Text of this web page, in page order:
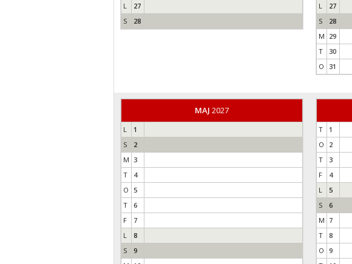
L
27
S
28
L
27
S
28
M 29
T
30
O 31
MAJ 2027
L
1
S
2
M 3
T
4
O
5
T
6
F
7
L
8
S
9
T
1
O
2
T
3
F
4
L
5
S
6
M 7
T
8
O 9